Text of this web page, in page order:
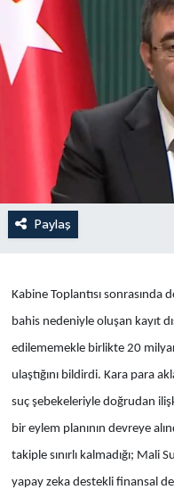
Paylaş
Kabine Toplantısı
bahis nedeniyle oluşan kayıt
edilememekle birlikte 20
ulaştığını bildirdi. Kara para
suç şebekeleriyle doğrudan
bir eylem planının devreye
takiple sınırlı kalmadığı; Mali
yapay zeka destekli finansal
Yaşam
Anali̇z
Bi̇li̇m & Teknoloji̇
Dünya
Eği̇ti̇m